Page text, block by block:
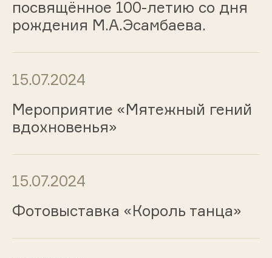
посвящённое 100-летию со дня
рождения М.А.Эсамбаева.
15.07.2024
Мероприятие «Мятежный гений
вдохновенья»
15.07.2024
Фотовыставка «Король танца»